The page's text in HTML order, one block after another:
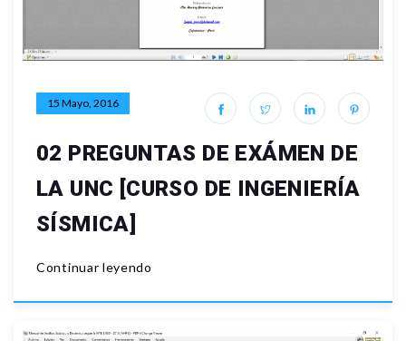
15 Mayo, 2016
02 PREGUNTAS DE EXÁMEN DE
LA UNC [CURSO DE INGENIERÍA
SÍSMICA]
Continuar leyendo